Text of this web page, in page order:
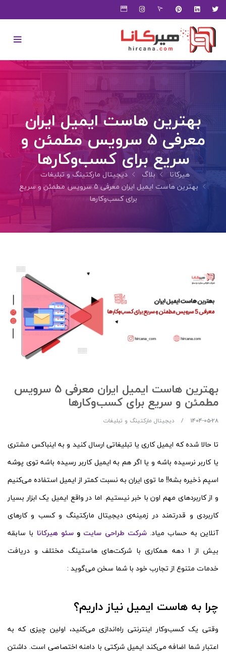
بهترین هاست ایمیل ایران
معرفی 5 سرویس مطمئن و
سریع برای کسب‌وکارها
هیرکانا بلاگ
دیجیتال مارکتینگ و تبلیغات
بهترین هاست ایمیل ایران معرفی 5 سرویس مطمئن و سریع
برای کسب‌وکارها
بهترین هاست ایمیل ایران معرفی 5 سرویس
مطمئن و سریع برای کسب‌وکارها
1404-05-28 دیجیتال مارکتینگ و تبلیغات
تا حالا شده که ایمیل کاری یا تبلیغاتی ارسال کنید و به اینباکس مشتری
یا کاربر نرسیده باشه و یا اگر هم به ایمیل کاربر رسیده باشه توی پوشه
اسپم ذخیره بشه!! ما توی ایران به نسبت کمتر از ایمیل استفاده می‌کنیم
و از کاربردهای مهم اون با خبر نیستیم. اما در واقع ایمیل یک ابزار بسیار
کاربردی و قدرتمند در زمینه‌ی دیجیتال مارکتینگ و کسب و کارهای
آنلاین به حساب میاد.شرکت طراحی سایت وسئوهیرکانا با سابقه
بیش از 1 دهه همکاری با شرکت‌های هاستینگ مختلف و دریافت
خدمات متنوع از تجارب خود با شما سخن می‌گوید :
چرا به هاست ایمیل نیاز داریم؟
وقتی یک کسب‌وکار اینترنتی راه‌اندازی می‌کنید، اولین چیزی که به
اعتبار شما اضافه می‌کند ایمیل شرکتی با دامنه اختصاصی است. داشتن